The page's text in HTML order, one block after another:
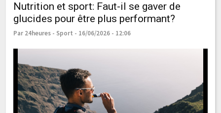
Nutrition et sport: Faut-il se gaver de
glucides pour être plus performant?
Par 24heures - Sport - 16/06/2026 - 12:06